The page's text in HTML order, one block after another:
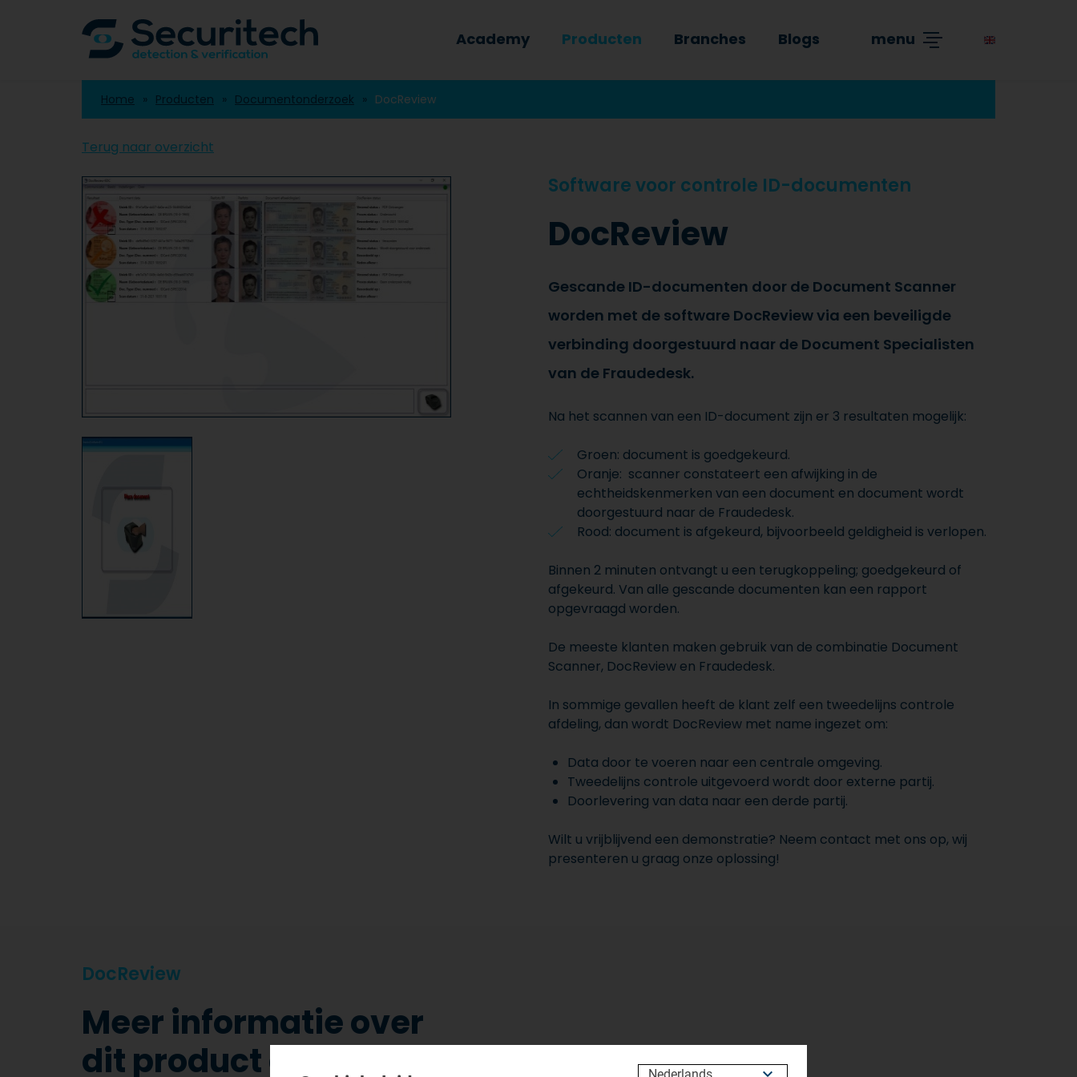
Academy Producten Branches Blogs menu
Home Producten Documentonderzoek DocReview
Terug naar overzicht
Software voor controle ID-documenten
DocReview
Gescande ID-documenten door de Document Scanner
worden met de software DocReview via een beveiligde
verbinding doorgestuurd naar de Document Specialisten
van de Fraudedesk.
Na het scannen van een ID-document zijn er 3 resultaten mogelijk:
Groen: document is goedgekeurd.
Oranje: scanner constateert een afwijking in de
echtheidskenmerken van een document en document wordt
doorgestuurd naar de Fraudedesk.
Rood: document is afgekeurd, bijvoorbeeld geldigheid is verlopen.
Binnen 2 minuten ontvangt u een terugkoppeling; goedgekeurd of
afgekeurd. Van alle gescande documenten kan een rapport
opgevraagd worden.
De meeste klanten maken gebruik van de combinatie Document
Scanner, DocReview en Fraudedesk.
In sommige gevallen heeft de klant zelf een tweedelijns controle
afdeling, dan wordt DocReview met name ingezet om:
Data door te voeren naar een centrale omgeving.
Tweedelijns controle uitgevoerd wordt door externe partij.
Doorlevering van data naar een derde partij.
Wilt u vrijblijvend een demonstratie? Neem contact met ons op, wij
presenteren u graag onze oplossing!
DocReview
Meer informatie over
dit product aanvragen